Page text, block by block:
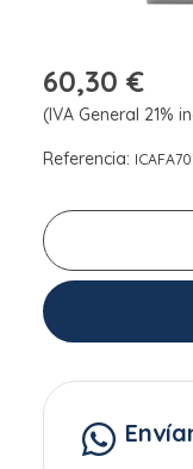
60,30 €
(IVA General 21%
Referencia: